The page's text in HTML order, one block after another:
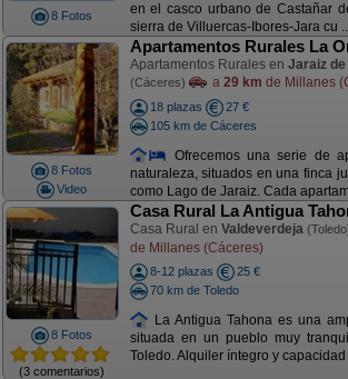
8 Fotos
en el casco urbano de Castañar
sierra de Villuercas-Ibores-Jara cu
8 Fotos
Video
Apartamentos Rurales La
Apartamentos Rurales en Jaraiz de
(Cáceres) a 29 km de Millanes
18 plazas
27 €
105 km de Cáceres
Ofrecemos una serie de
naturaleza, situados en una finca
como Lago de Jaraiz. Cada
8 Fotos
(3 comentarios)
Casa Rural La Antigua
Casa Rural en Valdeverdeja
de Millanes (Cáceres)
8-12 plazas
25 €
70 km de Toledo
La Antigua Tahona es una
situada en un pueblo muy
Toledo. Alquiler íntegro y capacidad